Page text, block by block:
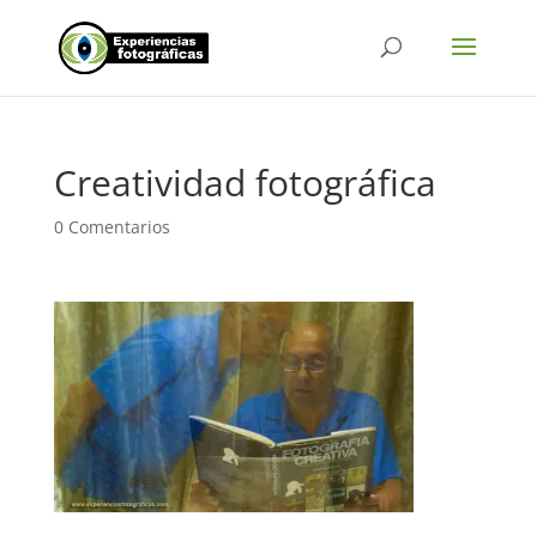
Creatividad fotográfica
0 Comentarios